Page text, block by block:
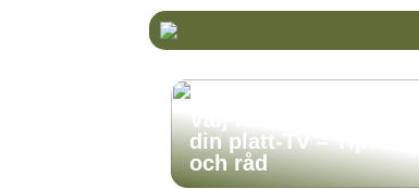
Välj rätt TV-stativ för
din platt-TV – Tips
och råd